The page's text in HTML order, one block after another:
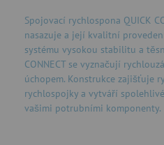
Spojovací rychlospona QUICK
nasazuje a její kvalitní
systému vysokou stabilitu a
CONNECT se vyznačují
úchopem. Konstrukce zajišťuje
rychlospojky a vytváří
vašimi potrubními komponenty.